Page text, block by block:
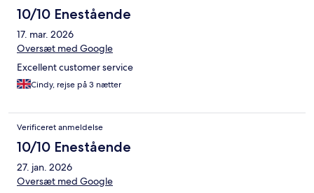
10/10 Enestående
17. mar. 2026
Oversæt med Google
Excellent customer service
Cindy, rejse på 3 nætter
Verificeret anmeldelse
10/10 Enestående
27. jan. 2026
Oversæt med Google